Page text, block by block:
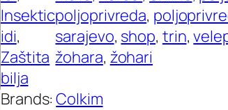
Insektic
idi
Zaštita
bilja
poljoprivreda,
sarajevo, shop, trin,
žohara, žohari
Brands:Colkim